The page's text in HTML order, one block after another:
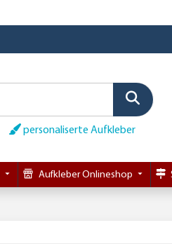
personaliserte Aufkleber
Aufkleber Onlineshop